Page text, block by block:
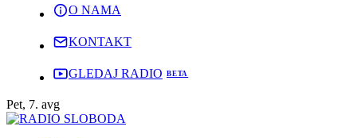
O NAMA
KONTAKT
GLEDAJ RADIO
Pet, 7. avg